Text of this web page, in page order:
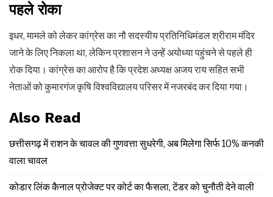
पहले रोका
इधर, मामले को लेकर कांग्रेस का नौ सदस्यीय प्रतिनिधिमंडल श्रीराम मंदिर
जाने के लिए निकला था, लेकिन प्रशासन ने उन्हें अयोध्या पहुंचने से पहले ही
रोक दिया। कांग्रेस का आरोप है कि प्रदेश अध्यक्ष अजय राय सहित सभी
नेताओं को कुमारगंज कृषि विश्वविद्यालय परिसर में नजरबंद कर दिया गया।
Also Read
छत्तीसगढ़ में राशन के चावल की गुणवत्ता सुधरेगी, अब मिलेगा सिर्फ 10% कनकी
वाला चावल
कोडार लिंक कैनाल प्रोजेक्ट पर कोर्ट का फैसला, टेंडर को चुनौती देने वाली